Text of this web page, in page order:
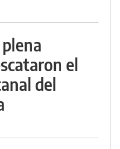
el
del